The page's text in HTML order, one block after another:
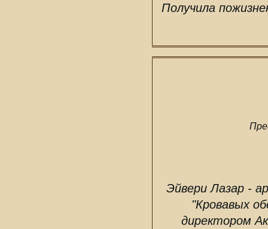
Получила
Эйвери Лазар -
"Кровавых
директором